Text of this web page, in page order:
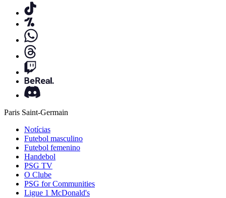
Paris Saint-Germain
Notícias
Futebol masculino
Futebol femenino
Handebol
PSG TV
O Clube
PSG for Communities
Ligue 1 McDonald's